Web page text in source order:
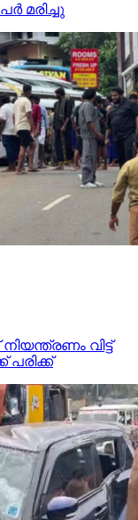
മരിച്ചു
വിട്ട്
പരിക്ക്